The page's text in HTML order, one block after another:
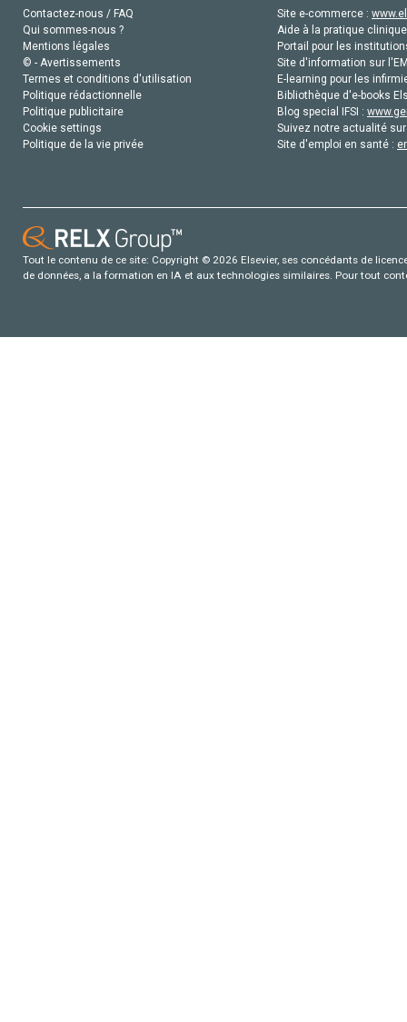
Contactez-nous / FAQ
Qui sommes-nous ?
Mentions légales
© - Avertissements
Termes et conditions d'utilisation
Politique rédactionnelle
Politique publicitaire
Cookie settings
Politique de la vie privée
Site e-commerce :
Aide à la pratique
Portail pour les
Site d'information sur
E-learning pour les
Bibliothèque d'e-books
Blog special IFSI :
Suivez notre actualité
Site d'emploi en santé :
Tout le contenu de ce site: Copyright © 2026 Elsevier, ses concédants de
de données, a la formation en IA et aux technologies similaires. Pour tout